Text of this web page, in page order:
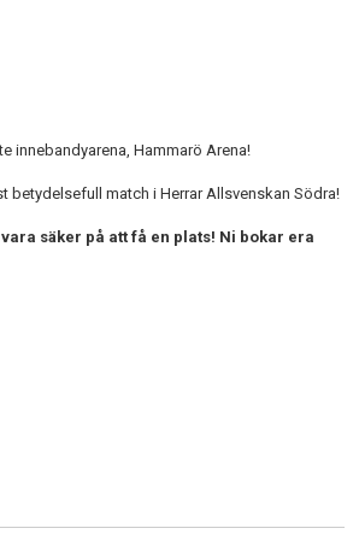
innebandyarena, Hammarö Arena!
betydelsefull match i Herrar Allsvenskan Södra!
säker på att få en plats! Ni bokar era